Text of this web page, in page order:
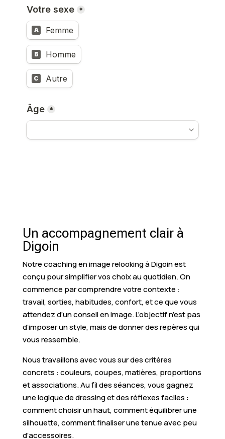
Un accompagnement clair à
Digoin
Notre coaching en image relooking à Digoin est
conçu pour simplifier vos choix au quotidien. On
commence par comprendre votre contexte :
travail, sorties, habitudes, confort, et ce que vous
attendez d’un conseil en image. L’objectif n’est pas
d’imposer un style, mais de donner des repères qui
vous ressemble.
Nous travaillons avec vous sur des critères
concrets : couleurs, coupes, matières, proportions
et associations. Au fil des séances, vous gagnez
une logique de dressing et des réflexes faciles :
comment choisir un haut, comment équilibrer une
silhouette, comment finaliser une tenue avec peu
d’accessoires.